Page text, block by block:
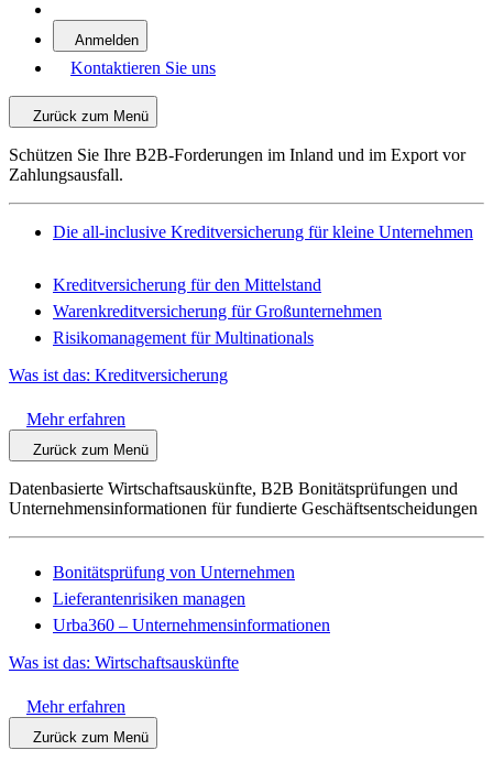
Anmelden
Kontaktieren Sie uns
Zurück zum Menü
Schützen Sie Ihre B2B-Forderungen im Inland und im Export vor
Zahlungsausfall.
Die all-inclusive Kreditversicherung für kleine Unternehmen
Kreditversicherung für den Mittelstand
Warenkreditversicherung für Großunternehmen
Risikomanagement für Multinationals
Was ist das: Kreditversicherung
Mehr erfahren
Zurück zum Menü
Datenbasierte Wirtschaftsauskünfte, B2B Bonitätsprüfungen und
Unternehmensinformationen für fundierte Geschäftsentscheidungen
Bonitätsprüfung von Unternehmen
Lieferantenrisiken managen
Urba360 – Unternehmensinformationen
Was ist das: Wirtschaftsauskünfte
Mehr erfahren
Zurück zum Menü